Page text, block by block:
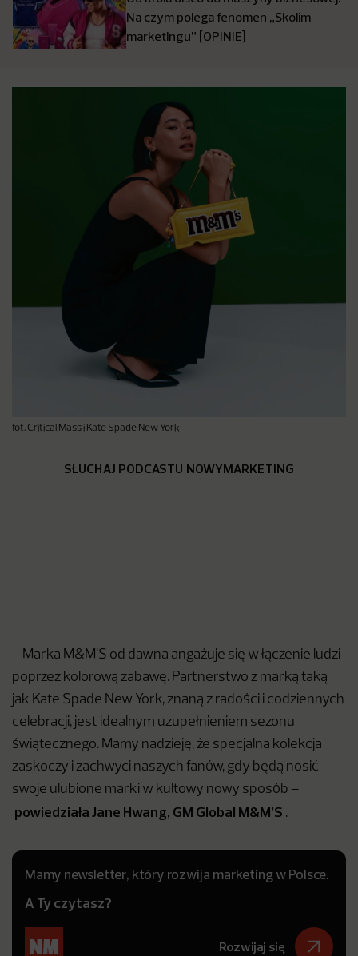
Na czym polega fenomen „Skolim
marketingu” [OPINIE]
fot. Critical Mass i Kate Spade New York
SŁUCHAJ PODCASTU NOWYMARKETING
– Marka M&M’S od dawna angażuje się w łączenie ludzi
poprzez kolorową zabawę. Partnerstwo z marką taką
jak Kate Spade New York, znaną z radości i codziennych
celebracji, jest idealnym uzupełnieniem sezonu
świątecznego. Mamy nadzieję, że specjalna kolekcja
zaskoczy i zachwyci naszych fanów, gdy będą nosić
swoje ulubione marki w kultowy nowy sposób –
powiedziała Jane Hwang, GM Global M&M’S .
Mamy newsletter, który rozwija marketing w Polsce.
A Ty czytasz?
Rozwijaj się